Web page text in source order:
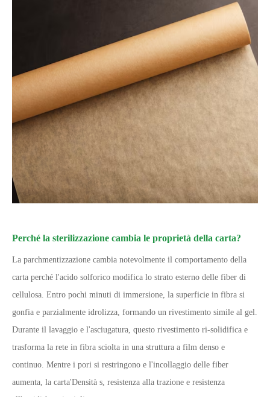
Perché la sterilizzazione cambia le proprietà della carta?
La parchmentizzazione cambia notevolmente il comportamento della
carta perché l'acido solforico modifica lo strato esterno delle fiber di
cellulosa. Entro pochi minuti di immersione, la superficie in fibra si
gonfia e parzialmente idrolizza, formando un rivestimento simile al gel.
Durante il lavaggio e l'asciugatura, questo rivestimento ri-solidifica e
trasforma la rete in fibra sciolta in una struttura a film denso e
continuo. Mentre i pori si restringono e l'incollaggio delle fiber
aumenta, la carta'Densità s, resistenza alla trazione e resistenza